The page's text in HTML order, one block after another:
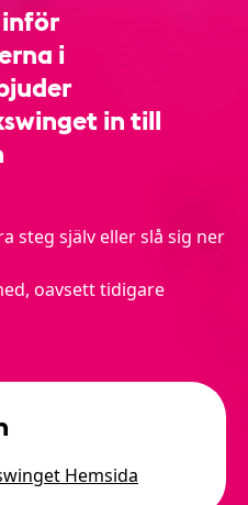
i
in till
steg själv eller slå sig ner
oavsett tidigare
Hemsida